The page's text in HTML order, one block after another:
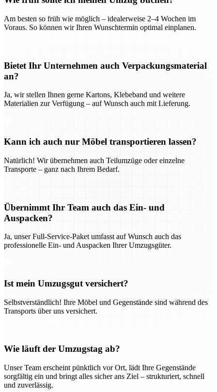
Am besten so früh wie möglich – idealerweise 2–4 Wochen im
Voraus. So können wir Ihren Wunschtermin optimal einplanen.
Bietet Ihr Unternehmen auch Verpackungsmaterial
an?
Ja, wir stellen Ihnen gerne Kartons, Klebeband und weitere
Materialien zur Verfügung – auf Wunsch auch mit Lieferung.
Kann ich auch nur Möbel transportieren lassen?
Natürlich! Wir übernehmen auch Teilumzüge oder einzelne
Transporte – ganz nach Ihrem Bedarf.
Übernimmt Ihr Team auch das Ein- und
Auspacken?
Ja, unser Full-Service-Paket umfasst auf Wunsch auch das
professionelle Ein- und Auspacken Ihrer Umzugsgüter.
Ist mein Umzugsgut versichert?
Selbstverständlich! Ihre Möbel und Gegenstände sind während des
Transports über uns versichert.
Wie läuft der Umzugstag ab?
Unser Team erscheint pünktlich vor Ort, lädt Ihre Gegenstände
sorgfältig ein und bringt alles sicher ans Ziel – strukturiert, schnell
und zuverlässig.